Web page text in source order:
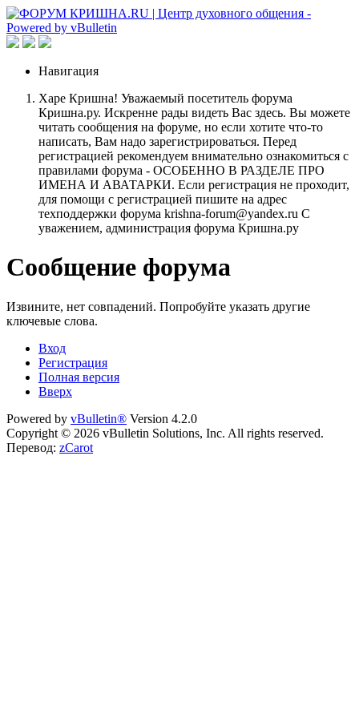
Навигация
Харе Кришна! Уважаемый посетитель форума
Кришна.ру. Искренне рады видеть Вас здесь. Вы можете
читать сообщения на форуме, но если хотите что-то
написать, Вам надо зарегистрироваться. Перед
регистрацией рекомендуем внимательно ознакомиться с
правилами форума - ОСОБЕННО В РАЗДЕЛЕ ПРО
ИМЕНА И АВАТАРКИ. Если регистрация не проходит,
для помощи с регистрацией пишите на адрес
техподдержки форума krishna-forum@yandex.ru С
уважением, администрация форума Кришна.ру
Сообщение форума
Извините, нет совпадений. Попробуйте указать другие
ключевые слова.
Вход
Регистрация
Полная версия
Вверх
Powered by vBulletin® Version 4.2.0
Copyright © 2026 vBulletin Solutions, Inc. All rights reserved.
Перевод: zCarot